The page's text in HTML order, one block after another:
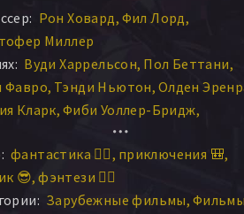
Рон Ховард Фил Лорд
Миллер
Вуди Харрельсон Пол Беттани
Фавро Тэнди Ньютон Олден
Кларк Фиби Уоллер-Бридж
Йонас Суотамо
фантастика 🧙‍♀️ приключения 🎒
😎 фэнтези 🧝‍♂️
Зарубежные фильмы